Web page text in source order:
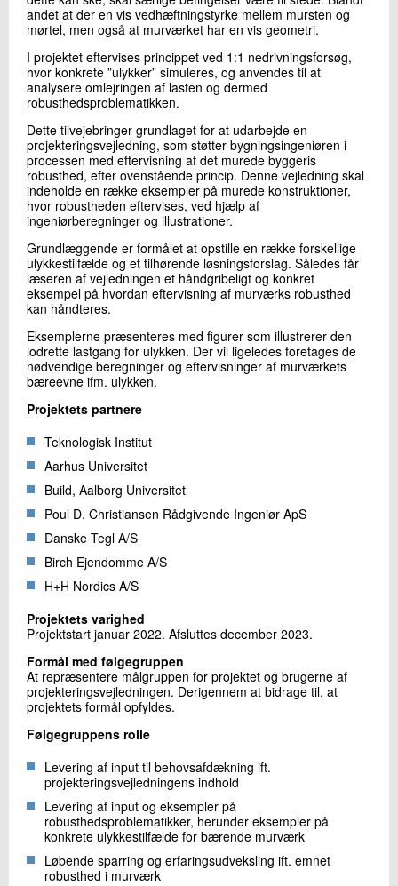
andet at der en vis vedhæftningstyrke mellem mursten og
mørtel, men også at murværket har en vis geometri.
I projektet eftervises princippet ved 1:1 nedrivningsforsøg,
hvor konkrete ”ulykker” simuleres, og anvendes til at
analysere omlejringen af lasten og dermed
robusthedsproblematikken.
Dette tilvejebringer grundlaget for at udarbejde en
projekteringsvejledning, som støtter bygningsingeniøren i
processen med eftervisning af det murede byggeris
robusthed, efter ovenstående princip. Denne vejledning skal
indeholde en række eksempler på murede konstruktioner,
hvor robustheden eftervises, ved hjælp af
ingeniørberegninger og illustrationer.
Grundlæggende er formålet at opstille en række forskellige
ulykkestilfælde og et tilhørende løsningsforslag. Således får
læseren af vejledningen et håndgribeligt og konkret
eksempel på hvordan eftervisning af murværks robusthed
kan håndteres.
Eksemplerne præsenteres med figurer som illustrerer den
lodrette lastgang for ulykken. Der vil ligeledes foretages de
nødvendige beregninger og eftervisninger af murværkets
bæreevne ifm. ulykken.
Projektets partnere
Teknologisk Institut
Aarhus Universitet
Build, Aalborg Universitet
Poul D. Christiansen Rådgivende Ingeniør ApS
Danske Tegl A/S
Birch Ejendomme A/S
H+H Nordics A/S
Projektets varighed
Projektstart januar 2022. Afsluttes december 2023.
Formål med følgegruppen
At repræsentere målgruppen for projektet og brugerne af
projekteringsvejledningen. Derigennem at bidrage til, at
projektets formål opfyldes.
Følgegruppens rolle
Levering af input til behovsafdækning ift.
projekteringsvejledningens indhold
Levering af input og eksempler på
robusthedsproblematikker, herunder eksempler på
konkrete ulykkestilfælde for bærende murværk
Løbende sparring og erfaringsudveksling ift. emnet
robusthed i murværk